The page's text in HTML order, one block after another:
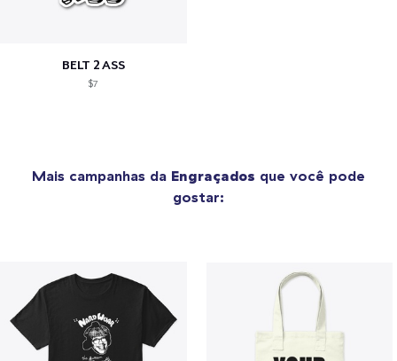
BELT 2 ASS
$7
Mais campanhas da Engraçados que você pode
gostar: